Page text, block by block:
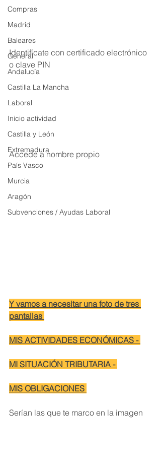
Compras
Madrid
Baleares
General
Andalucía
Castilla La Mancha
Laboral
Inicio actividad
Castilla y León
Extremadura
País Vasco
Murcia
Aragón
Subvenciones / Ayudas Laboral
Identifícate con certificado electrónico
o clave PIN
Accede a nombre propio
Y vamos a necesitar una foto de tres
pantallas
MIS ACTIVIDADES ECONÓMICAS -
MI SITUACIÓN TRIBUTARIA -
MIS OBLIGACIONES
Serían las que te marco en la imagen